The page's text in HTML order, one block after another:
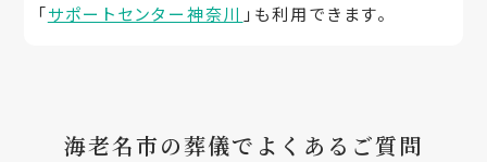
「サポートセンター神奈川 」も利用できます。
海老名市の葬儀でよくあるご質問